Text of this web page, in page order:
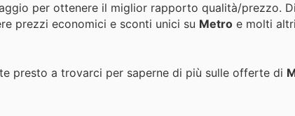
per ottenere il miglior rapporto qualità/prezzo.
prezzi economici e sconti unici su Metro e molti
presto a trovarci per saperne di più sulle offerte di